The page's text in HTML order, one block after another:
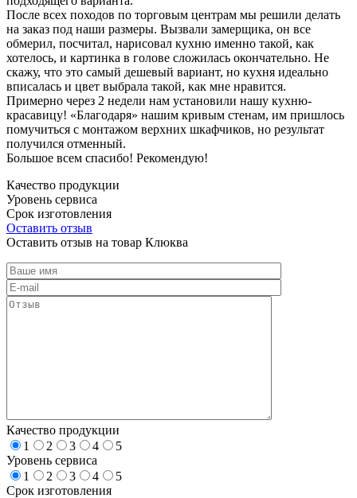
После всех походов по торговым центрам мы решили делать
на заказ под наши размеры. Вызвали замерщика, он все
обмерил, посчитал, нарисовал кухню именно такой, как
хотелось, и картинка в голове сложилась окончательно. Не
скажу, что это самый дешевый вариант, но кухня идеально
вписалась и цвет выбрала такой, как мне нравится.
Примерно через 2 недели нам установили нашу кухню-
красавицу! «Благодаря» нашим кривым стенам, им пришлось
помучиться с монтажом верхних шкафчиков, но результат
получился отменный.
Большое всем спасибо! Рекомендую!
Качество продукции
Уровень сервиса
Срок изготовления
Оставить отзыв
Оставить отзыв на товар Клюква
Качество продукции
1
2 3 4
5
Уровень сервиса
1
2 3 4
5
Срок изготовления